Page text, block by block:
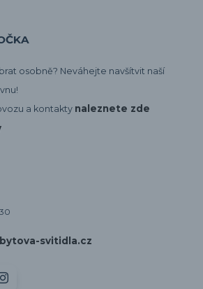
osobně? Neváhejte navšítvit naší
a kontakty naleznete zde
svitidla.cz